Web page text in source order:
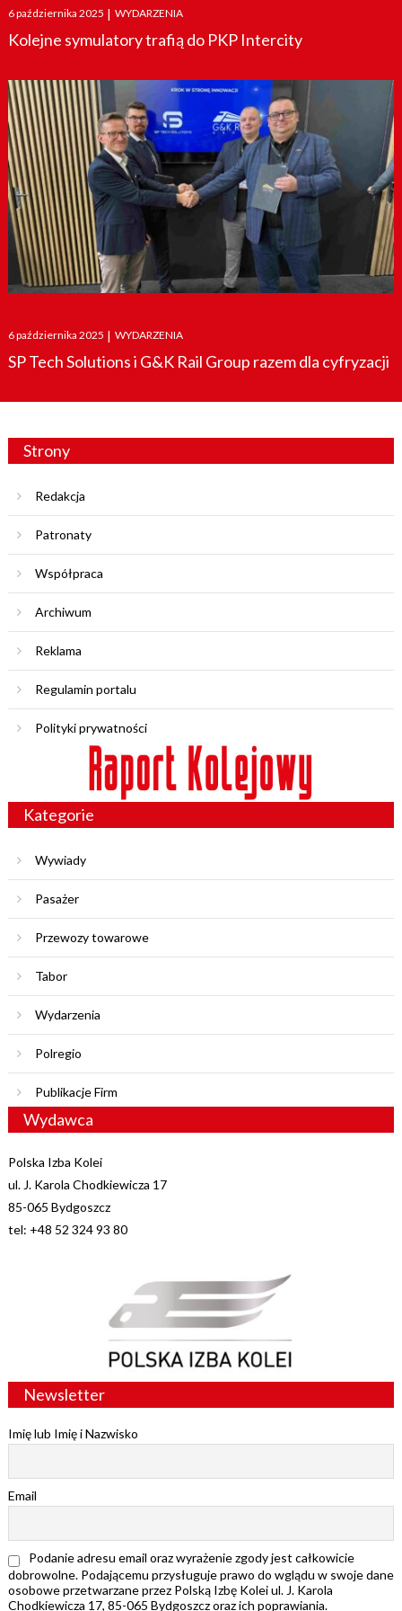
Posted
on
6 października 2025 | WYDARZENIA
Kolejne symulatory trafią do PKP Intercity
Posted
on
6 października 2025 | WYDARZENIA
SP Tech Solutions i G&K Rail Group razem dla cyfryzacji
Strony
Redakcja
Patronaty
Współpraca
Archiwum
Reklama
Regulamin portalu
Polityki prywatności
Kategorie
Wywiady
Pasażer
Przewozy towarowe
Tabor
Wydarzenia
Polregio
Publikacje Firm
Wydawca
Polska Izba Kolei
ul. J. Karola Chodkiewicza 17
85-065 Bydgoszcz
tel: +48 52 324 93 80
Newsletter
Imię lub Imię i Nazwisko
Email
Podanie adresu email oraz wyrażenie zgody jest całkowicie
dobrowolne. Podającemu przysługuje prawo do wglądu w swoje dane
osobowe przetwarzane przez Polską Izbę Kolei ul. J. Karola
Chodkiewicza 17, 85-065 Bydgoszcz oraz ich poprawiania.